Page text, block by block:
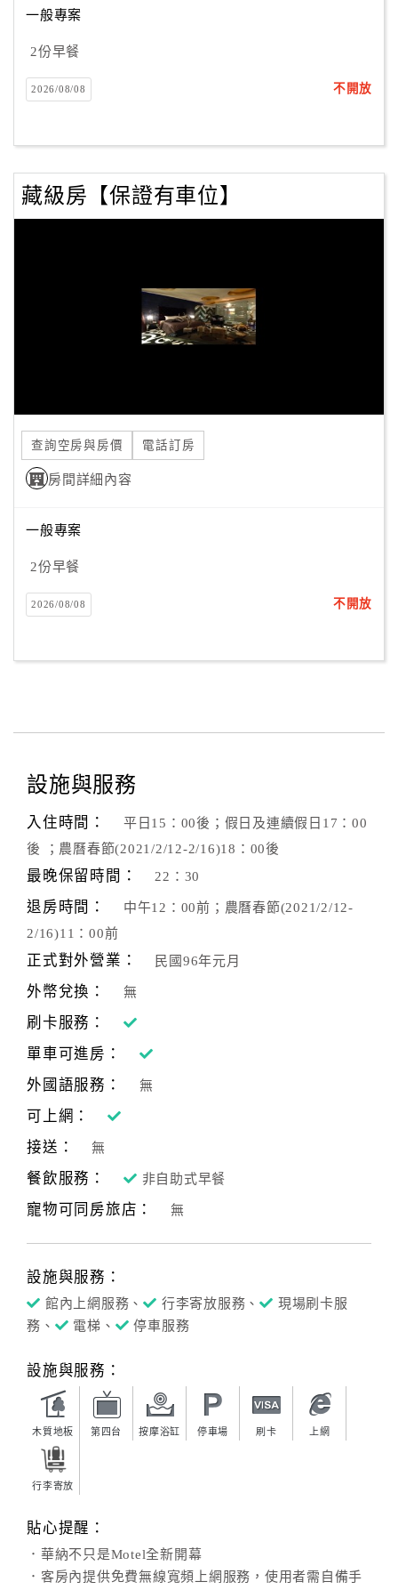
訂
房
Q&A
旅
卡
合
作
提
案
店
作
作
旅
伴
計
宣
傳
一般專案
2份早餐
2026/08/08 不開放
藏級房【保證有車位】
查詢空房與房價 電話訂房
房間詳細內容
一般專案
2份早餐
2026/08/08 不開放
設施與服務
入住時間：
平日15：00後；假日及連續假日17：00
後 ；農曆春節(2021/2/12-2/16)18：00後
最晚保留時間： 22：30
退房時間：
中午12：00前；農曆春節(2021/2/12-
2/16)11：00前
正式對外營業： 民國96年元月
外幣兌換： 無
刷卡服務：
單車可進房：
外國語服務：
無
可上網：
接送：
無
餐飲服務： 非自助式早餐
寵物可同房旅店： 無
設施與服務：
館內上網服務、 行李寄放服務、
現場刷卡服
務、
電梯、 停車服務
設施與服務：
木質地板 第四台 按摩浴缸 停車場 刷卡 上網
行李寄放
貼心提醒：
．華納不只是Motel全新開幕
．客房內提供免費無線寬頻上網服務，使用者需自備手